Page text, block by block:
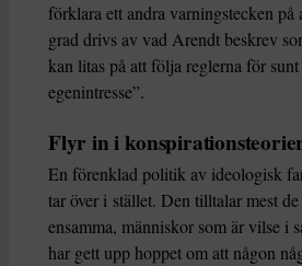
förklara ett andra varningstecken
grad drivs av vad Arendt beskrev
kan litas på att följa reglerna för
egenintresse”.
Flyr in i
En förenklad politik av ideologisk
tar över i stället. Den tilltalar mest
ensamma, människor som är vilse i
har gett upp hoppet om att någon